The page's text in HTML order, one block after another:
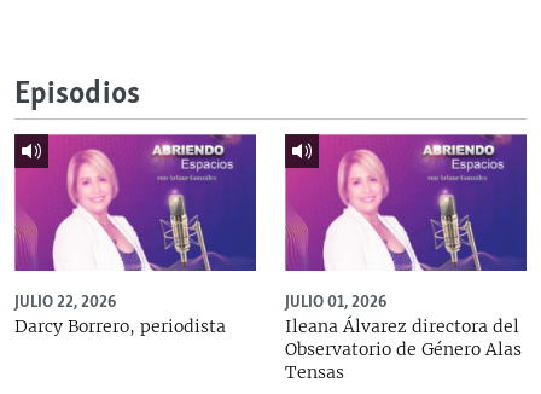
LA INVASIÓN DE RUSIA A UCRANIA
Episodios
JULIO 22, 2026
Darcy Borrero, periodista
JULIO 01, 2026
Ileana Álvarez directora del
Observatorio de Género Alas
Tensas